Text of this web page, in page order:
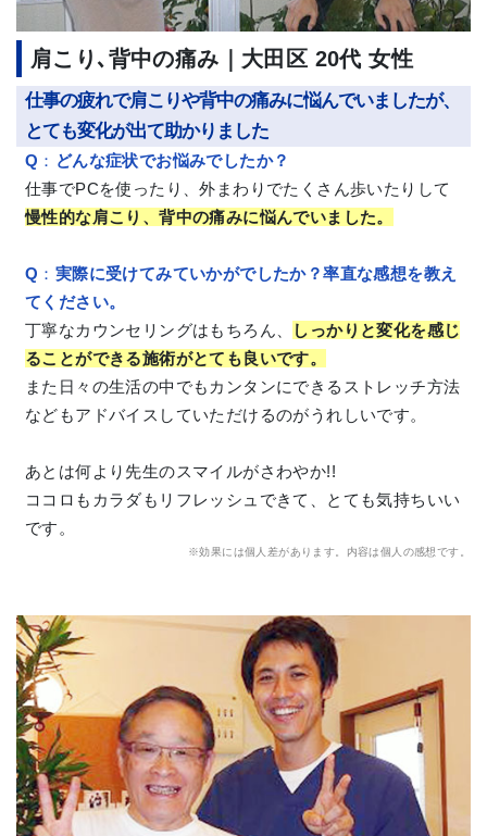
肩こり､背中の痛み｜大田区 20代 女性
仕事の疲れで肩こりや背中の痛みに悩んでいましたが、
とても変化が出て助かりました
Q ： どんな症状でお悩みでしたか？
仕事でPCを使ったり、外まわりでたくさん歩いたりして
慢性的な肩こり、背中の痛みに悩んでいました。
Q ： 実際に受けてみていかがでしたか？率直な感想を教え
てください。
丁寧なカウンセリングはもちろん、
しっかりと変化を感じ
ることができる施術がとても良いです。
また日々の生活の中でもカンタンにできるストレッチ方法
などもアドバイスしていただけるのがうれしいです。
あとは何より先生のスマイルがさわやか!!
ココロもカラダもリフレッシュできて、とても気持ちいい
です。
※効果には個人差があります。内容は個人の感想です。